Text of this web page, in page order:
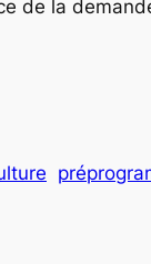
de la